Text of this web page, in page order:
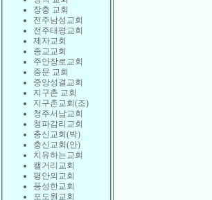
장충 교회
전주남성교회
전주태평교회
제자교회
종교교회
주안장로교회
중문 교회
중앙성결교회
지구촌 교회
지구촌교회(조)
청주서남교회
청파감리교회
충신교회(박)
충신교회(안)
치유하는교회
캘거리교회
평안의교회
풍성한교회
포도원교회